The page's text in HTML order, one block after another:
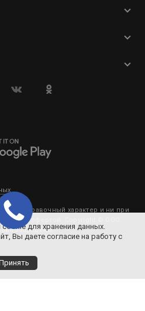
справочный характер и ни при
офертой. Copyright © ООО
защищены.
для хранения данных.
Вы даете согласие на работу с